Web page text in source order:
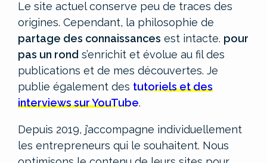
Le site actuel conserve peu de traces des
origines. Cependant, la philosophie de
partage des connaissances est intacte. pour
pas un rond s’enrichit et évolue au fil des
publications et de mes découvertes. Je
publie également des tutoriels et des
interviews sur YouTube.
Depuis 2019, j’accompagne individuellement
les entrepreneurs qui le souhaitent. Nous